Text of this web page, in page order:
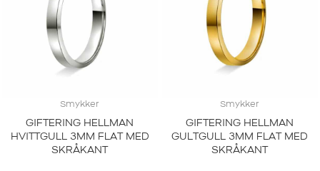
Smykker
GIFTERING HELLMAN
HVITTGULL 3MM FLAT MED
SKRÅKANT
Smykker
GIFTERING HELLMAN
GULTGULL 3MM FLAT MED
SKRÅKANT